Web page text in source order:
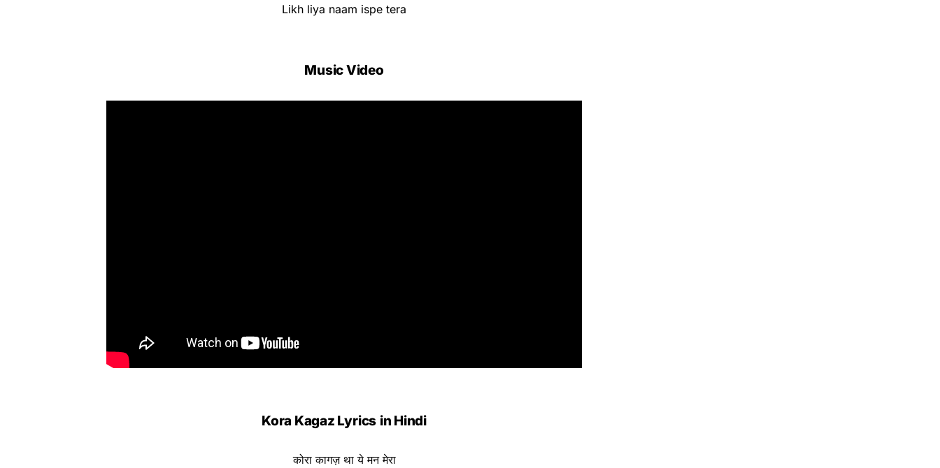
Likh liya naam ispe tera
Music Video
Kora Kagaz Lyrics in Hindi
कोरा कागज़ था ये मन मेरा